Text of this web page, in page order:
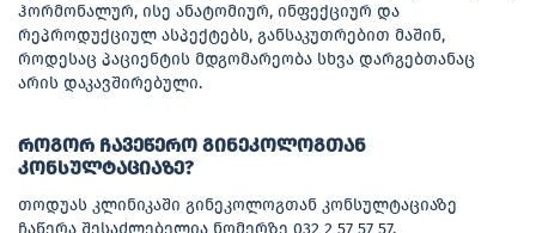
ჰორმონალურ, ისე ანატომიურ, ინფექციურ და
რეპროდუქციულ ასპექტებს, განსაკუთრებით მაშინ,
როდესაც პაციენტის მდგომარეობა სხვა დარგებთანაც
არის დაკავშირებული.
როგორ ჩავეწერო გინეკოლოგთან
კონსულტაციაზე?
თოდუას კლინიკაში გინეკოლოგთან კონსულტაციაზე
ჩაწერა შესაძლებელია ნომერზე 032 2 57 57 57.